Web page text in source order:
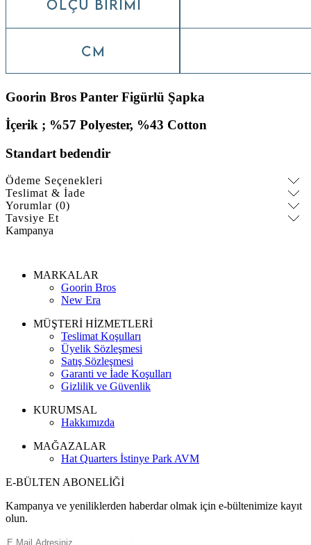
Goorin Bros Panter Figürlü Şapka
İçerik ; %57 Polyester, %43 Cotton
Standart bedendir
Ödeme Seçenekleri
Teslimat & İade
Yorumlar (0)
Tavsiye Et
Kampanya
MARKALAR
Goorin Bros
New Era
MÜŞTERİ HİZMETLERİ
Teslimat Koşulları
Üyelik Sözleşmesi
Satış Sözleşmesi
Garanti ve İade Koşulları
Gizlilik ve Güvenlik
KURUMSAL
Hakkımızda
MAĞAZALAR
Hat Quarters İstinye Park AVM
E-BÜLTEN ABONELİĞİ
Kampanya ve yeniliklerden haberdar olmak için e-bültenimize kayıt
olun.